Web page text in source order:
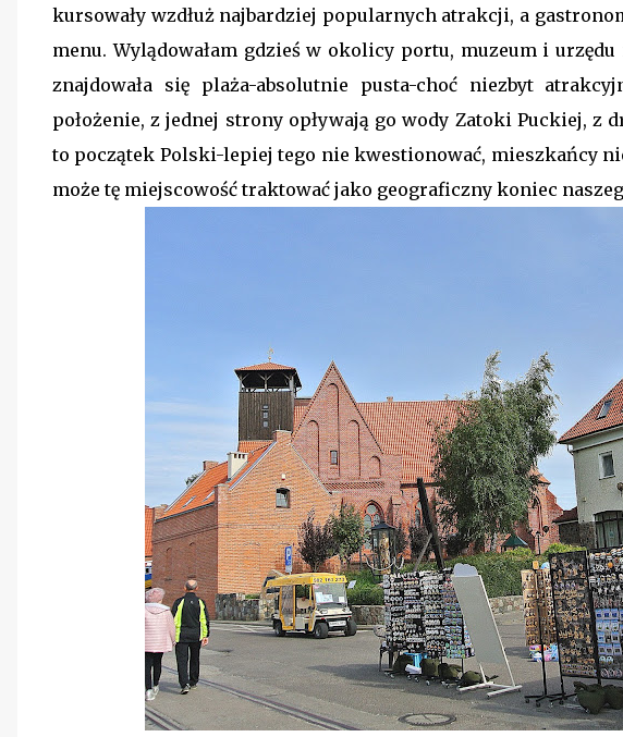
kursowały wzdłuż najbardziej popularnych atrakcji, a
menu. Wylądowałam gdzieś w okolicy portu, muzeum i
znajdowała się plaża-absolutnie pusta-choć niezbyt
położenie, z jednej strony opływają go wody Zatoki Puckiej, z
to początek Polski-lepiej tego nie kwestionować, mieszkańcy
może tę miejscowość traktować jako geograficzny koniec